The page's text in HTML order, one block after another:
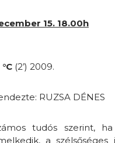
15. 18.00h
°C (2’) 2009.
RUZSA DÉNES
tudós szerint,
a